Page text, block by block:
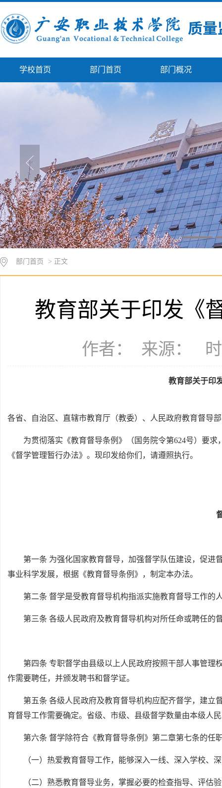
学校首页 部门首页 部门概况
部门首页 > 正文
教育部关于印发《
作者： 来源： 时
教育部关于印
各省、自治区、直辖市教育厅（教委）、人民政府教育督导
为贯彻落实《教育督导条例》（国务院令第624号）要
《督学管理暂行办法》。现印发给你们，请遵照执行。
第一条 为强化国家教育督导，加强督学队伍建设，促进
事业科学发展，根据《教育督导条例》，制定本办法。
第二条 督学是受教育督导机构指派实施教育督导工作的
第三条 各级人民政府及教育督导机构对所任命或聘任的
第四条 专职督学由县级以上人民政府按照干部人事管理
作需要聘任，并颁发聘书和督学证。
第五条 各级人民政府及教育督导机构应配齐督学，建立
育督导工作需要确定。省级、市级、县级督学数量由本级人
第六条 督学除符合《教育督导条例》第二章第七条的任
（一）热爱教育督导工作，能够深入一线、深入学校、
（二）熟悉教育督导业务，掌握必要的检查指导、评估